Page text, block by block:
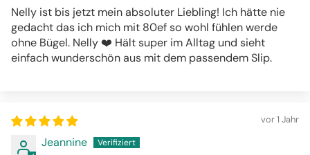
Nelly ist bis jetzt mein absoluter Liebling! Ich hätte nie
gedacht das ich mich mit 80ef so wohl fühlen werde
ohne Bügel. Nelly ❤️ Hält super im Alltag und sieht
einfach wunderschön aus mit dem passendem Slip.
vor 1 Jahr
Jeannine